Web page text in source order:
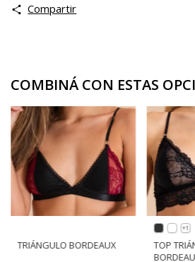
Compartir
COMBINÁ CON ESTAS
TRIÁNGULO BORDEAUX
+1
TOP